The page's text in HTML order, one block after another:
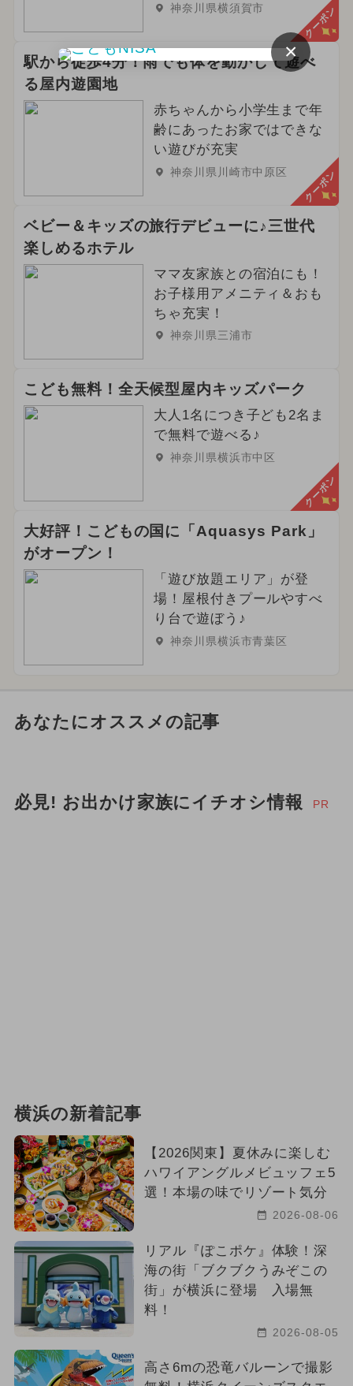
神奈川県横須賀市 クーポン
駅から徒歩4分！雨でも体を動かして遊べ
る屋内遊園地
赤ちゃんから小学生まで年
齢にあったお家ではできな
い遊びが充実
神奈川県川崎市中原区 クーポン
ベビー＆キッズの旅行デビューに♪三世代
楽しめるホテル
ママ友家族との宿泊にも！
お子様用アメニティ＆おも
ちゃ充実！
神奈川県三浦市
こども無料！全天候型屋内キッズパーク
大人1名につき子ども2名ま
で無料で遊べる♪
神奈川県横浜市中区
クーポン
大好評！こどもの国に「Aquasys Park」
がオープン！
「遊び放題エリア」が登
場！屋根付きプールやすべ
り台で遊ぼう♪
神奈川県横浜市青葉区
あなたにオススメの記事
必見! お出かけ家族にイチオシ情報 PR
横浜の新着記事
【2026関東】夏休みに楽しむ
ハワイアングルメビュッフェ5
選！本場の味でリゾート気分
2026-08-06
リアル『ぽこポケ』体験！深
海の街「ブクブクうみぞこの
街」が横浜に登場 入場無
料！
2026-08-05
高さ6mの恐竜バルーンで撮影
×